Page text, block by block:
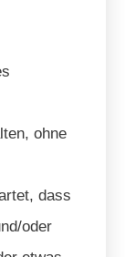
ohne
dass
oder